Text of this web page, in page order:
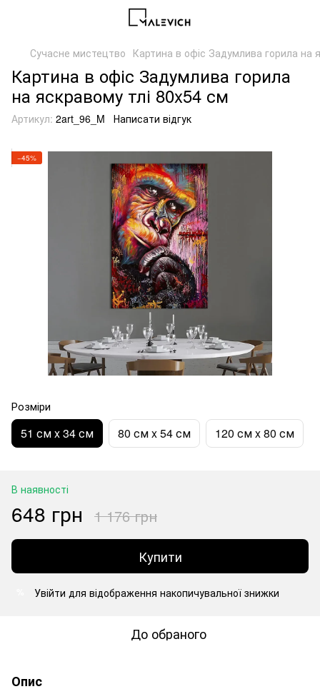
Сучасне мистецтво Картина в офіс Задумлива горила на
Картина в офіс Задумлива горила
на яскравому тлі 80x54 см
Артикул: 2art_96_M Написати відгук
−45%
Розміри
51 см x 34 см 80 см x 54 см 120 см x 80 см
В наявності
648 грн 1 176 грн
Купити
Увійти для відображення накопичувальної знижки
До обраного
Опис